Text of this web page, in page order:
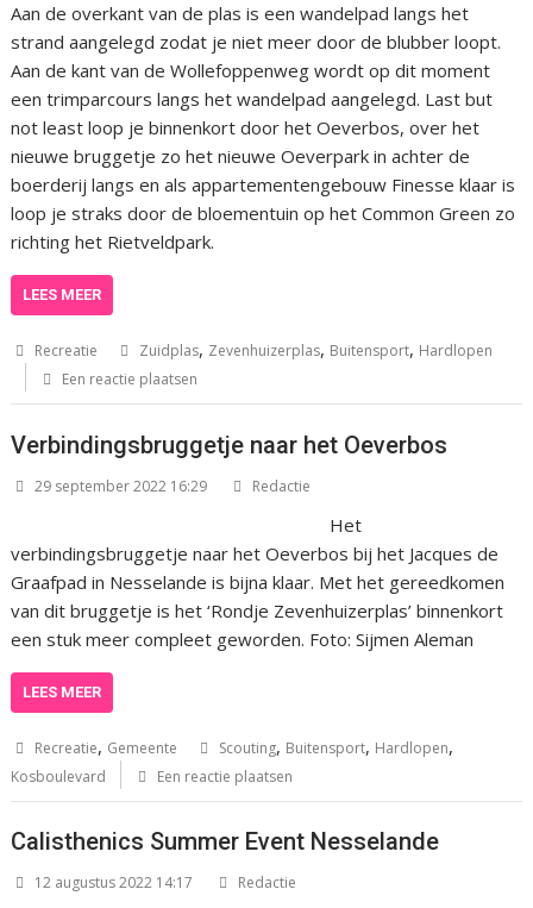
Aan de overkant van de plas is een wandelpad langs het
strand aangelegd zodat je niet meer door de blubber loopt.
Aan de kant van de Wollefoppenweg wordt op dit moment
een trimparcours langs het wandelpad aangelegd. Last but
not least loop je binnenkort door het Oeverbos, over het
nieuwe bruggetje zo het nieuwe Oeverpark in achter de
boerderij langs en als appartementengebouw Finesse klaar is
loop je straks door de bloementuin op het Common Green zo
richting het Rietveldpark.
LEES MEER
Recreatie Zuidplas, Zevenhuizerplas, Buitensport, Hardlopen
Een reactie plaatsen
Verbindingsbruggetje naar het Oeverbos
29 september 2022 16:29 Redactie
Het
verbindingsbruggetje naar het Oeverbos bij het Jacques de
Graafpad in Nesselande is bijna klaar. Met het gereedkomen
van dit bruggetje is het ‘Rondje Zevenhuizerplas’ binnenkort
een stuk meer compleet geworden. Foto: Sijmen Aleman
LEES MEER
Recreatie, Gemeente Scouting, Buitensport, Hardlopen,
Kosboulevard Een reactie plaatsen
Calisthenics Summer Event Nesselande
12 augustus 2022 14:17 Redactie